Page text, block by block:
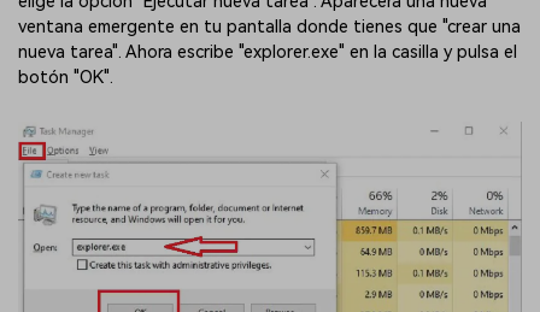
ventana emergente en tu pantalla donde tienes que "crear una
nueva tarea". Ahora escribe "explorer.exe" en la casilla y pulsa el
botón "OK".